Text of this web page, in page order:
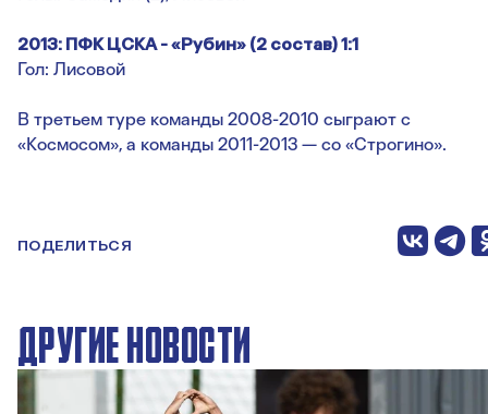
2013: ПФК ЦСКА - «Рубин» (2 состав) 1:1
Гол: Лисовой
В третьем туре команды 2008-2010 сыграют с
«Космосом», а команды 2011-2013 — со «Строгино».
ПОДЕЛИТЬСЯ
ДРУГИЕ НОВОСТИ